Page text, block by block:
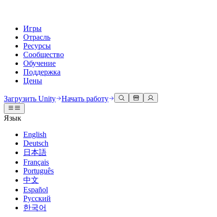
Игры
Отрасль
Ресурсы
Сообщество
Обучение
Поддержка
Цены
Движок Unity
Создавайте 2D и 3D игры для любой платформы
Совместная работа
Сотрудничайте и быстро вносите изменения с вашей командой
Загрузить Unity
Тарифы и цены
Развертывание
Многоплатформенность
3D сотрудничество
Создавайте и просматривайте 3D проекты в реальном времени
Иммерсивное обучение
Обучение в иммерсивных средах
Пользовательские опыты
Создавайте интерактивные 3D опыты
Отрасли
Производство
Документация
Инструменты для разработчиков
Версии релизов и трекер проблем
План развития
Обзор предстоящих функций
Глоссарий
Обсуждения
События
Глобальные и местные события
Истории сообщества
Made with Unity
Показ Unity-креаторов
Unity Learn
Освойте навыки Unity бесплатно
Профессиональное обучение
Повышайте уровень своей команды с тренерами Unity
Не использовали Unity раньше
С чего начать
Приступите к обучению
Основные пути Unity
Получить помощь
Помогаем вам добиться успеха с Unity
Планы успеха
Достигайте своих целей быстрее с помощью экспертов
FAQ
Ответы на часто задаваемые вопросы
Связаться с нами
Свяжитесь с нашей командой
Загрузить Unity Начать работу
Язык
English
Deutsch
日本語
Français
Português
中文
Español
Русский
한국어